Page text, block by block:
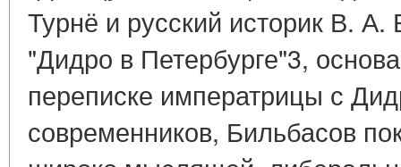
Турнё и русский историк В. А.
"Дидро в Петербурге"3,
переписке императрицы с
современников, Бильбасов